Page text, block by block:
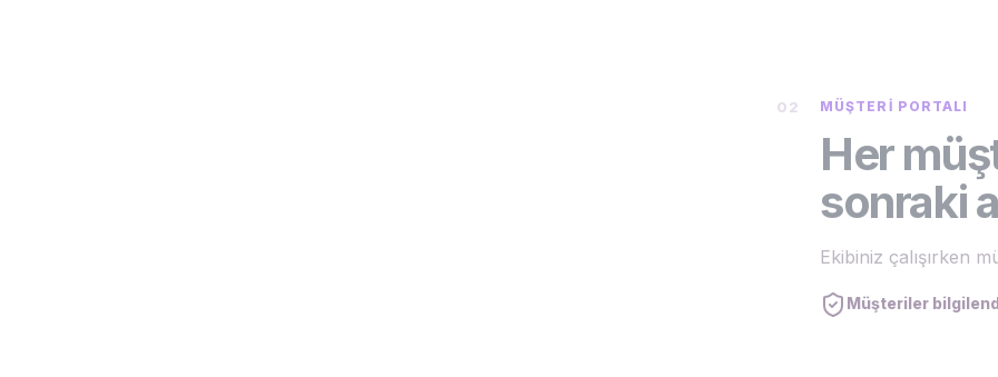
02 MÜŞTERI PORTALI
Her
sonraki
Ekibiniz çalışırken
Müşteriler